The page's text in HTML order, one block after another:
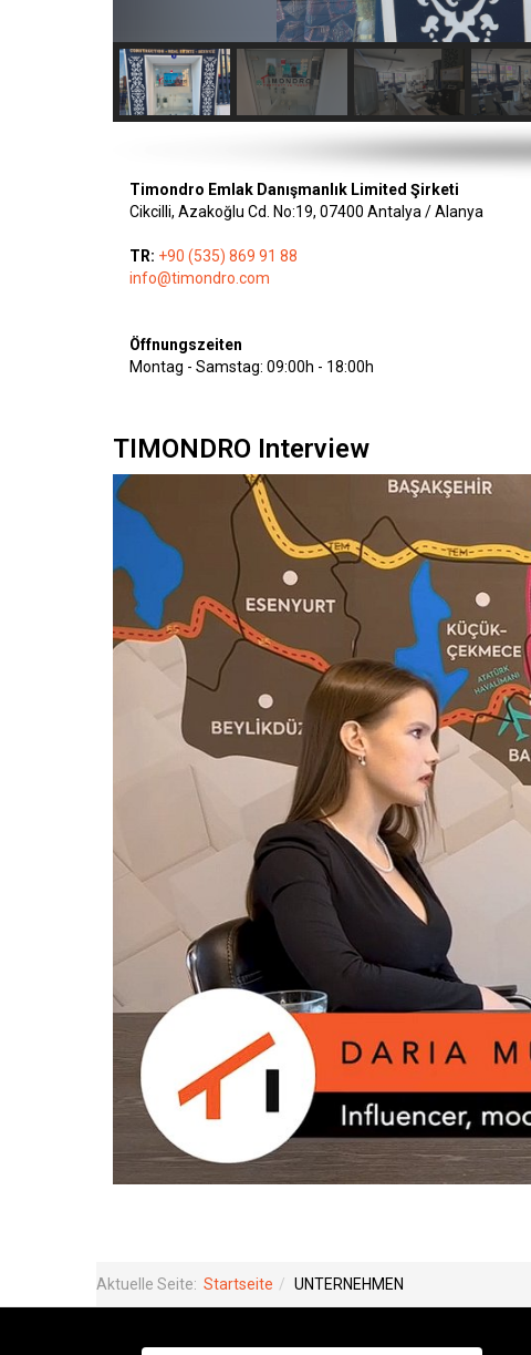
Timondro Emlak Danışmanlık Limited Şirketi
Cikcilli, Azakoğlu Cd. No:19, 07400 Antalya / Alanya
TR: +90 (535) 869 91 88
info@timondro.com
Öffnungszeiten
Montag - Samstag: 09:00h - 18:00h
TIMONDRO Interview
Aktuelle Seite: Startseite UNTERNEHMEN